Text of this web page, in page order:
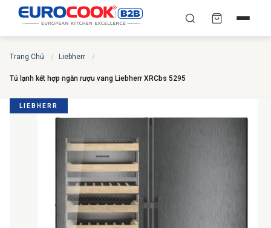
YÊU CẦU BÁO GIÁ TỐT
NHẤT
HỌ VÀ TÊN
SỐ ĐIỆN THOẠI*
Trang Chủ / Liebherr /
Tủ lạnh kết hợp ngăn rượu vang Liebherr XRCbs 5295
LIEBHERR